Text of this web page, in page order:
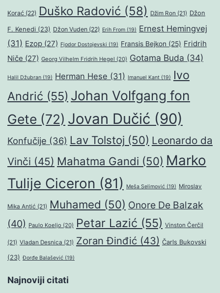
Korać (22) Duško Radović (58) Džim Ron (21) Džon
F. Kenedi (23) Džon Vuden (22) Erih From (19) Ernest Hemingvej
(31) Ezop (27) Fjodor Dostojevski (19) Fransis Bejkon (25) Fridrih
Niče (27) Georg Vilhelm Fridrih Hegel (20) Gotama Buda (34)
Halil Džubran (19) Herman Hese (31) Imanuel Kant (19)
Ivo
Andrić (55) Johan Volfgang fon
Gete (72) Jovan Dučić (90)
Konfučije (36) Lav Tolstoj (50) Leonardo da
Vinči (45) Mahatma Gandi (50) Marko
Tulije Ciceron (81) Meša Selimović (19) Miroslav
Mika Antić (21) Muhamed (50) Onore De Balzak
(40) Paulo Koeljo (20) Petar Lazić (55) Vinston Čerčil
(21) Vladan Desnica (21) Zoran Đinđić (43) Čarls Bukovski
(23) Đorđe Balašević (19)
Najnoviji citati